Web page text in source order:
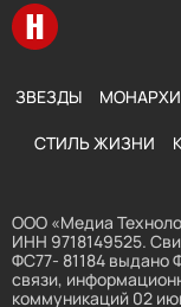
Перейти на
ЗВЕЗДЫ МОНАРХИ
СТИЛЬ ЖИЗНИ
ООО «Медиа
ИНН 9718149525.
ФС77- 81184 выдано
связи,
коммуникаций 02